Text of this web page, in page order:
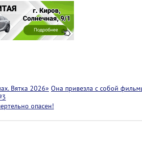
Вятка 2026» Она привезла с собой
опасен!